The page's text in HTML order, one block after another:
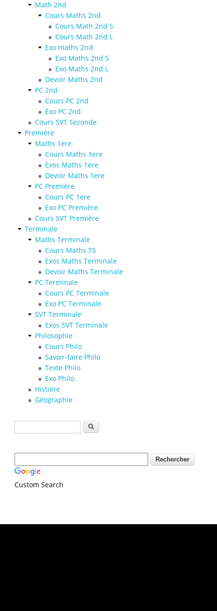
Math 2nd
Cours Maths 2nd
Cours Math 2nd S
Cours Math 2nd L
Exo maths 2nd
Exo Maths 2nd S
Exo Maths 2nd L
Devoir Maths 2nd
PC 2nd
Cours PC 2nd
Exo PC 2nd
Cours SVT Seconde
Première
Maths 1ere
Cours Maths 1ere
Exos Maths 1ere
Devoir Maths 1ere
PC Première
Cours PC 1ere
Exo PC Première
Cours SVT Première
Terminale
Maths Terminale
Cours Maths TS
Exos Maths Terminale
Devoir Maths Terminale
PC Terminale
Cours PC Terminale
Exo PC Terminale
SVT Terminale
Exos SVT Terminale
Philosophie
Cours Philo
Savoir-faire Philo
Texte Philo
Exo Philo
Histoire
Géographie
Formulaire de recherche
Rechercher
Custom Search